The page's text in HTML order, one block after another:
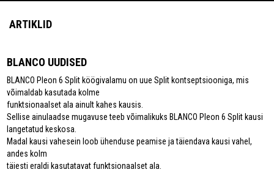
ARTIKLID
BLANCO UUDISED
BLANCO Pleon 6 Split köögivalamu on uue Split kontseptsiooniga, mis
võimaldab kasutada kolme
funktsionaalset ala ainult kahes kausis.
Sellise ainulaadse mugavuse teeb võimalikuks BLANCO Pleon 6 Split kausi
langetatud keskosa.
Madal kausi vahesein loob ühenduse peamise ja täiendava kausi vahel,
andes kolm
täiesti eraldi kasutatavat funktsionaalset ala.